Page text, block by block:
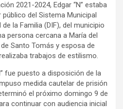
2021-2024, Edgar “N” estaba
del Sistema Municipal
la Familia (DIF), del municipio
persona cercana a María del
Santo Tomás y esposa de
trabajos de estilismo.
fue puesto a disposición de la
medida cautelar de prisión
el próximo domingo 9 de
continuar con audiencia inicial